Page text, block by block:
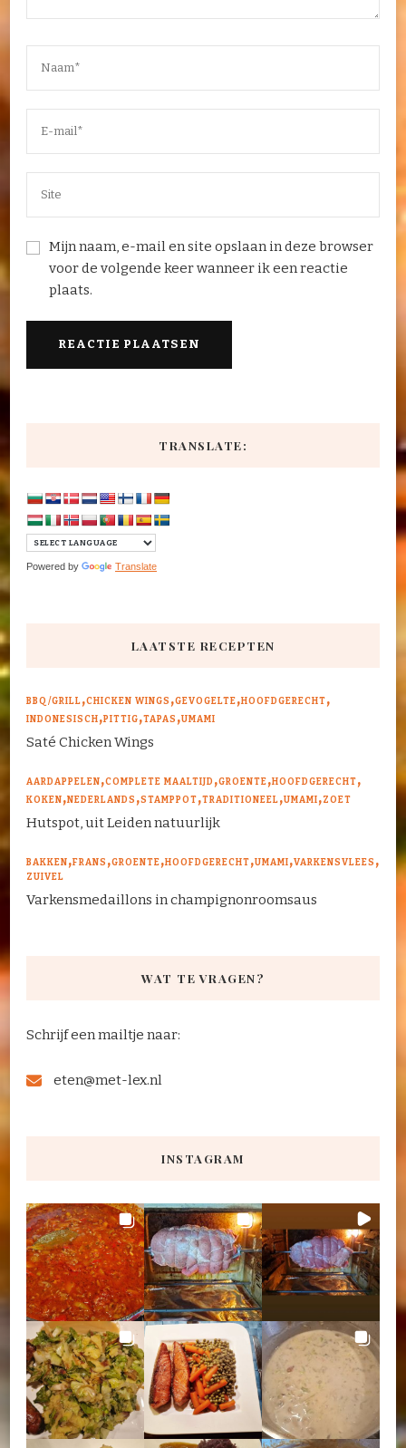
Mijn naam, e-mail en site opslaan in deze browser
voor de volgende keer wanneer ik een reactie
plaats.
TRANSLATE:
Powered by Translate
LAATSTE RECEPTEN
BBQ/GRILL CHICKEN WINGS GEVOGELTE HOOFDGERECHT
INDONESISCH PITTIG TAPAS UMAMI
Saté Chicken Wings
AARDAPPELEN COMPLETE MAALTIJD GROENTE HOOFDGERECHT
KOKEN NEDERLANDS STAMPPOT TRADITIONEEL UMAMI ZOET
Hutspot, uit Leiden natuurlijk
BAKKEN FRANS GROENTE HOOFDGERECHT UMAMI VARKENSVLEES
ZUIVEL
Varkensmedaillons in champignonroomsaus
WAT TE VRAGEN?
Schrijf een mailtje naar:
eten@met-lex.nl
INSTAGRAM